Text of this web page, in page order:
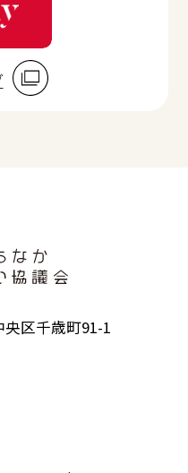
区千歳町91-1